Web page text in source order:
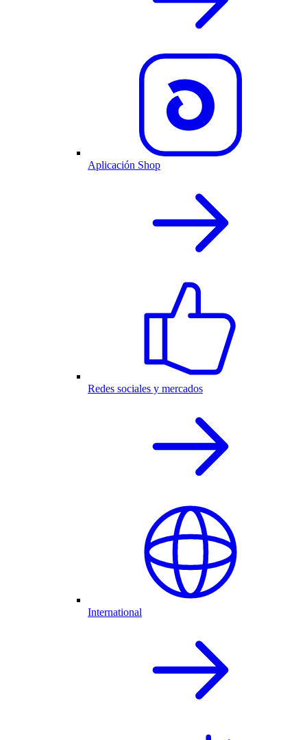
Aplicación Shop
Redes sociales y mercados
International